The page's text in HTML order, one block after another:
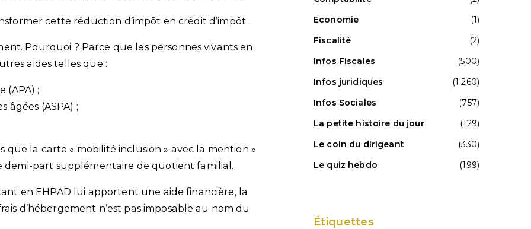
cette réduction d’impôt en crédit d’impôt.
Pourquoi ? Parce que les personnes vivants en
aides telles que :
(APA) ;
âgées (ASPA) ;
que la carte « mobilité inclusion » avec la mention «
demi-part supplémentaire de quotient familial.
en EHPAD lui apportent une aide financière, la
d’hébergement n’est pas imposable au nom du
Economie
(1)
Fiscalité
(2)
Infos Fiscales
(500)
Infos juridiques
(1 260)
Infos Sociales
(757)
La petite histoire du jour
(129)
Le coin du dirigeant
(330)
Le quiz hebdo
(199)
Étiquettes